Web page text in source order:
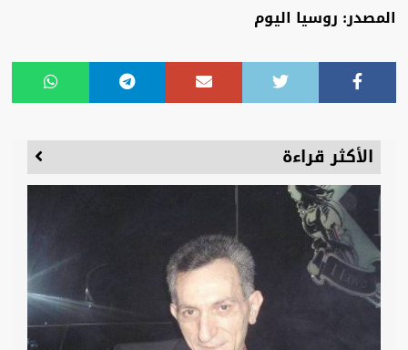
المصدر: روسيا اليوم
الأكثر قراءة